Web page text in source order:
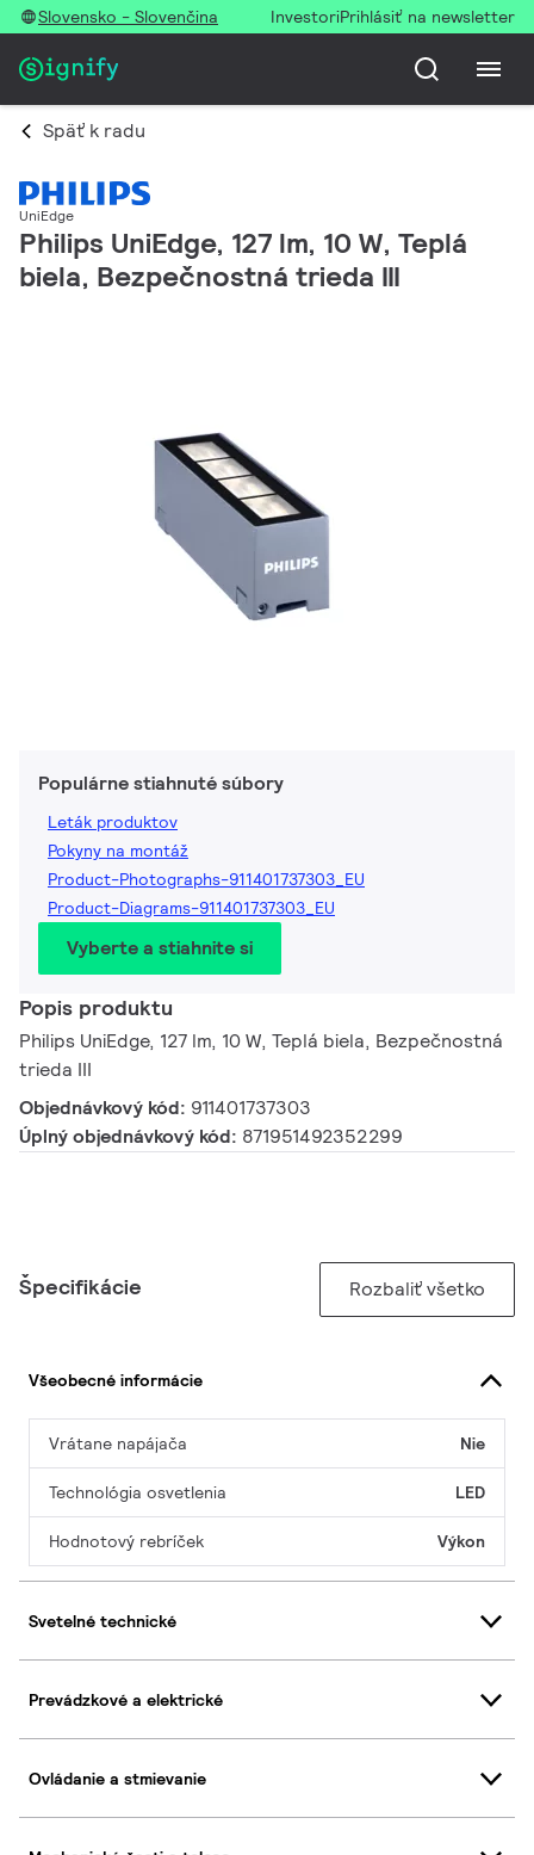
Slovensko - Slovenčina InvestoriPrihlásiť na newsletter
Späť k radu
UniEdge
Philips UniEdge, 127 lm, 10 W, Teplá
biela, Bezpečnostná trieda III
Populárne stiahnuté súbory
Leták produktov
Pokyny na montáž
Product-Photographs-911401737303_EU
Product-Diagrams-911401737303_EU
Vyberte a stiahnite si
Popis produktu
Philips UniEdge, 127 lm, 10 W, Teplá biela, Bezpečnostná
trieda III
Objednávkový kód: 911401737303
Úplný objednávkový kód: 871951492352299
Špecifikácie Rozbaliť všetko
Všeobecné informácie
Vrátane napájača Nie
Technológia osvetlenia LED
Hodnotový rebríček Výkon
Svetelné technické
Prevádzkové a elektrické
Ovládanie a stmievanie